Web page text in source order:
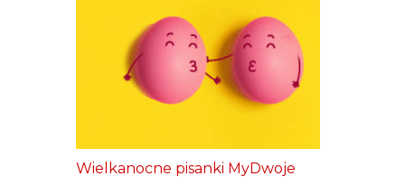
Wielkanocne pisanki MyDwoje